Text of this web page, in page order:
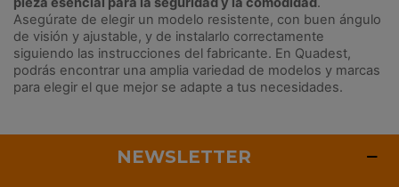
Asegúrate de elegir un modelo resistente, con buen ángulo
de visión y ajustable, y de instalarlo correctamente
siguiendo las instrucciones del fabricante. En Quadest,
podrás encontrar una amplia variedad de modelos y marcas
para elegir el que mejor se adapte a tus necesidades.
NEWSLETTER